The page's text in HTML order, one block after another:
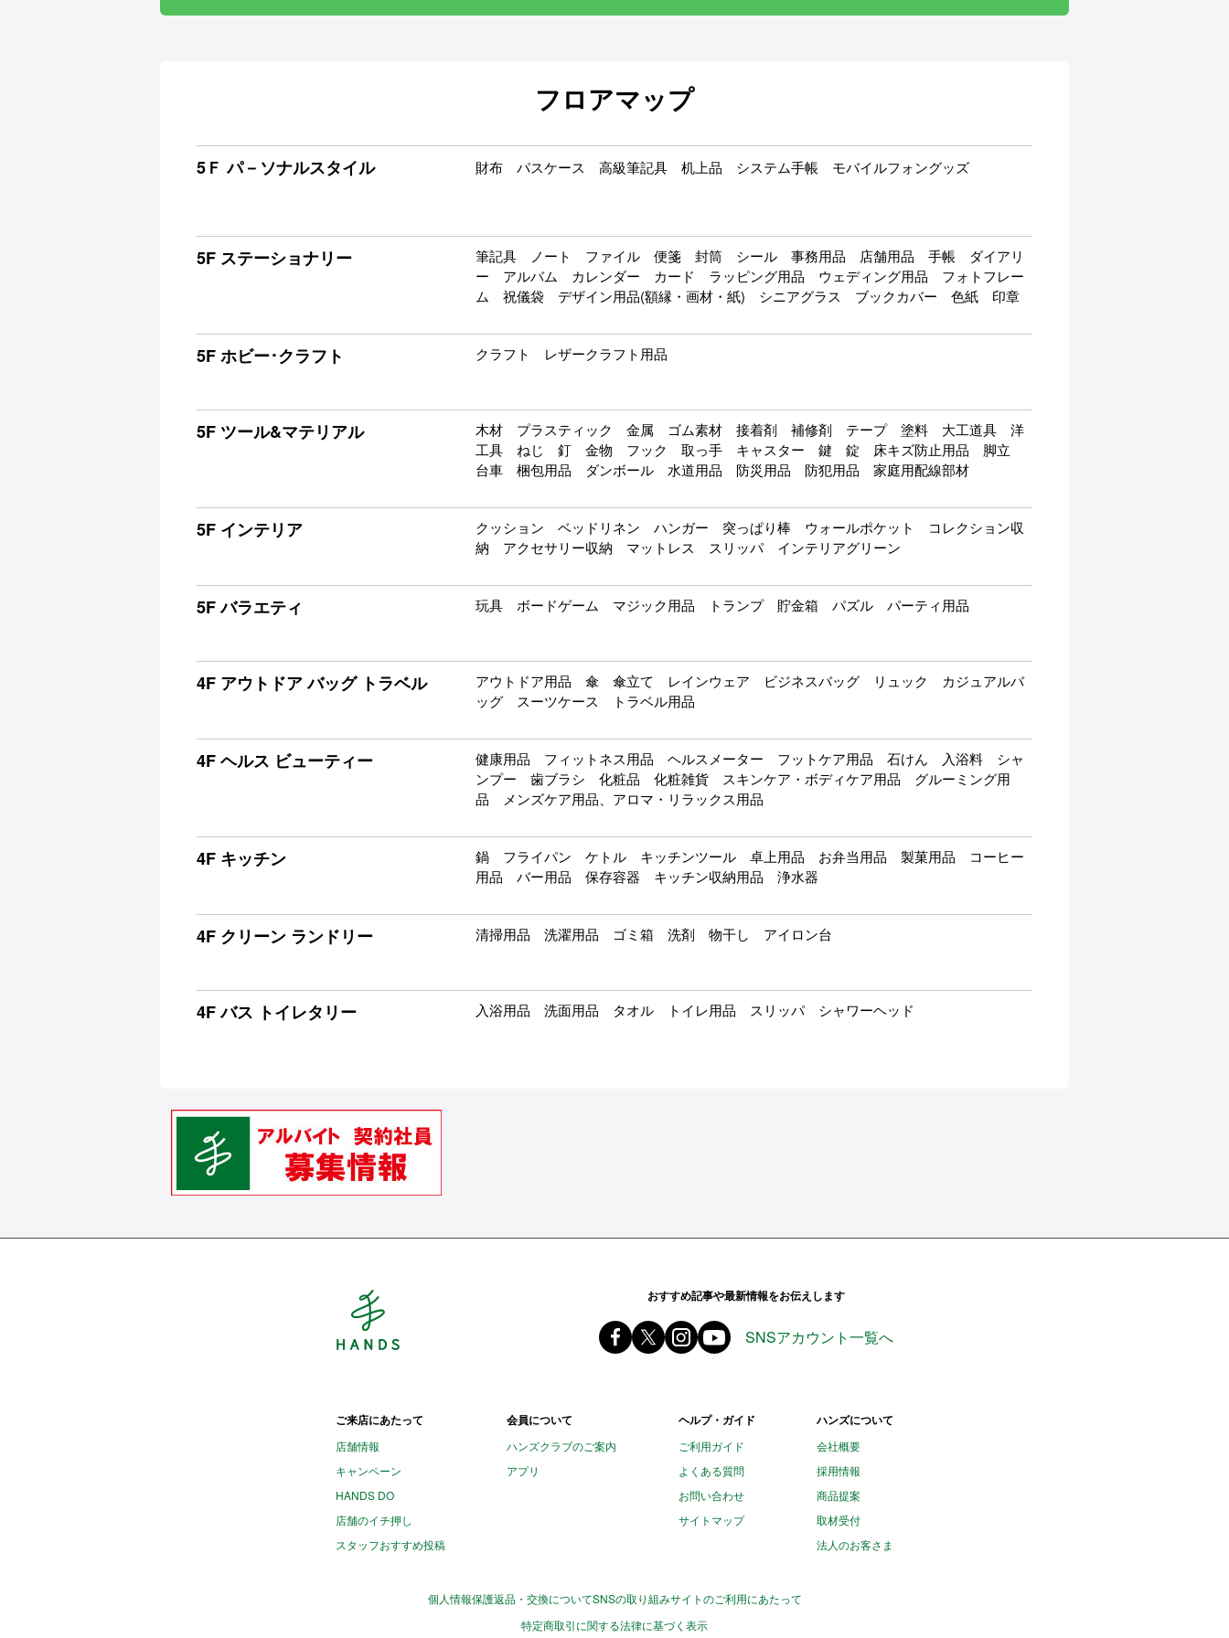
フロアマップ
5Ｆ パ－ソナルスタイル 財布 パスケース 高級筆記具 机上品 システム手帳 モバイルフォングッズ
5F ステーショナリー
筆記具 ノート ファイル 便箋 封筒 シール 事務用品 店舗用品 手帳 ダイアリ
ー アルバム カレンダー カード ラッピング用品 ウェディング用品 フォトフレー
ム 祝儀袋 デザイン用品(額縁・画材・紙) シニアグラス ブックカバー 色紙 印章
5F ホビー･クラフト クラフト レザークラフト用品
5F ツール&マテリアル
木材 プラスティック 金属 ゴム素材 接着剤 補修剤 テープ 塗料 大工道具 洋
工具 ねじ 釘 金物 フック 取っ手 キャスター 鍵 錠 床キズ防止用品 脚立
台車 梱包用品 ダンボール 水道用品 防災用品 防犯用品 家庭用配線部材
5F インテリア
クッション ベッドリネン ハンガー 突っぱり棒 ウォールポケット コレクション収
納 アクセサリー収納 マットレス スリッパ インテリアグリーン
5F バラエティ 玩具 ボードゲーム マジック用品 トランプ 貯金箱 パズル パーティ用品
4F アウトドア バッグ トラベル
アウトドア用品 傘 傘立て レインウェア ビジネスバッグ リュック カジュアルバ
ッグ スーツケース トラベル用品
4F ヘルス ビューティー
健康用品 フィットネス用品 ヘルスメーター フットケア用品 石けん 入浴料 シャ
ンプー 歯ブラシ 化粧品 化粧雑貨 スキンケア・ボディケア用品 グルーミング用
品 メンズケア用品、アロマ・リラックス用品
4F キッチン
鍋 フライパン ケトル キッチンツール 卓上用品 お弁当用品 製菓用品 コーヒー
用品 バー用品 保存容器 キッチン収納用品 浄水器
4F クリーン ランドリー 清掃用品 洗濯用品 ゴミ箱 洗剤 物干し アイロン台
4F バス トイレタリー 入浴用品 洗面用品 タオル トイレ用品 スリッパ シャワーヘッド
おすすめ記事や最新情報をお伝えします
Facebook ハンズ公式ファンページ
X(旧 twitter) @Hands_official_
instagram @tokyuhandsinc
youtube
SNSアカウント一覧へ
ご来店にあたって
店舗情報
キャンペーン
HANDS DO
店舗のイチ押し
スタッフおすすめ投稿
会員について
ハンズクラブのご案内
アプリ
ヘルプ・ガイド
ご利用ガイド
よくある質問
お問い合わせ
サイトマップ
ハンズについて
会社概要
採用情報
商品提案
取材受付
法人のお客さま
個人情報保護返品・交換についてSNSの取り組みサイトのご利用にあたって
特定商取引に関する法律に基づく表示